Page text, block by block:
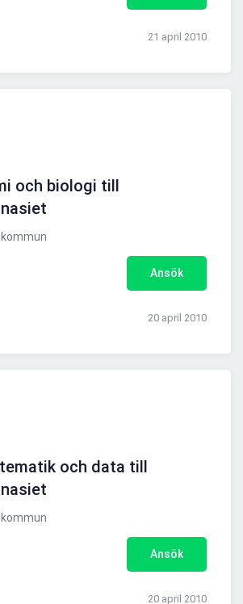
21 april 2010
och biologi till
Ansök
20 april 2010
och data till
Ansök
20 april 2010